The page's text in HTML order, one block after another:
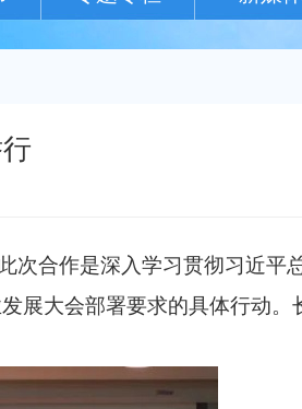
合作是深入学习贯彻习近平
展大会部署要求的具体行动。